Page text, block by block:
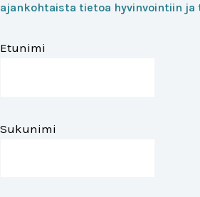
ajankohtaista tietoa hyvinvointiin ja
Etunimi
Sukunimi